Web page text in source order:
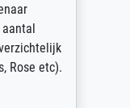
Rose etc).